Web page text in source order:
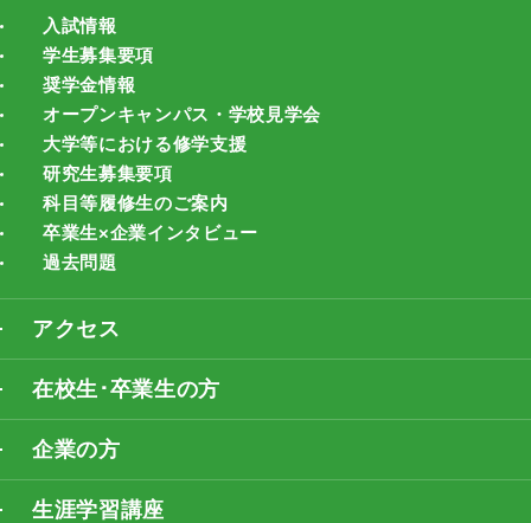
入試情報
学生募集要項
奨学金情報
オープンキャンパス・学校見学会
大学等における修学支援
研究生募集要項
科目等履修生のご案内
卒業生×企業インタビュー
過去問題
アクセス
在校生･卒業生の方
企業の方
生涯学習講座